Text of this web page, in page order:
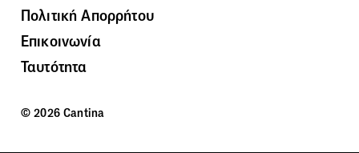
Πολιτική Απορρήτου
Επικοινωνία
Ταυτότητα
© 2026 Cantina